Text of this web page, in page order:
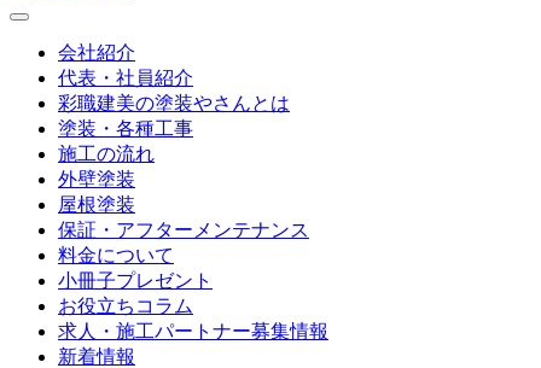
会社紹介
代表・社員紹介
彩職建美の塗装やさんとは
塗装・各種工事
施工の流れ
外壁塗装
屋根塗装
保証・アフターメンテナンス
料金について
小冊子プレゼント
お役立ちコラム
求人・施工パートナー募集情報
新着情報